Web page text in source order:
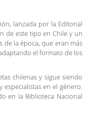
lanzada por la Editorial
de este tipo en Chile y un
de la época, que eran más
el formato de los
chilenas y sigue siendo
en el género.
en la Biblioteca Nacional